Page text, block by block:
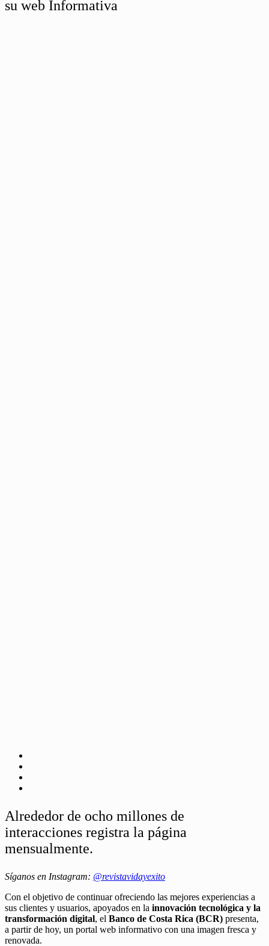
su web Informativa
Alrededor de ocho millones de
interacciones registra la página
mensualmente.
Síganos en Instagram: @revistavidayexito
Con el objetivo de continuar ofreciendo las mejores experiencias a
sus clientes y usuarios, apoyados en la innovación tecnológica y la
transformación digital, el Banco de Costa Rica (BCR) presenta,
a partir de hoy, un portal web informativo con una imagen fresca y
renovada.